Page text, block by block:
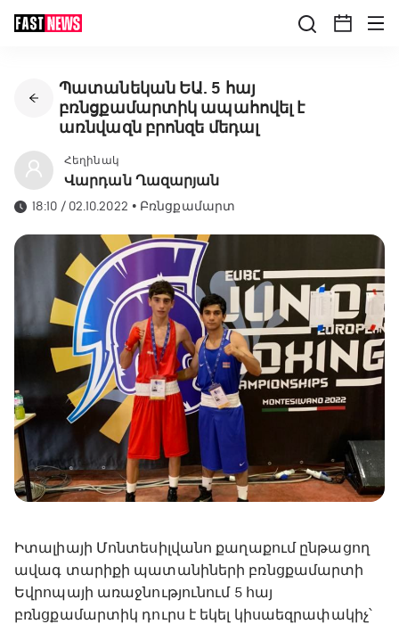
Պատանեկան ԵԱ. 5 հայ
բռնցքամարտիկ ապահովել է
առնվազն բրոնզե մեդալ
Հեղինակ
Վարդան Ղազարյան
18:10 / 02.10.2022 • Բռնցքամարտ
Իտալիայի Մոնտեսիլվանո քաղաքում ընթացող
ավագ տարիքի պատանիների բռնցքամարտի
Եվրոպայի առաջնությունում 5 հայ
բռնցքամարտիկ դուրս է եկել կիսաեզրափակիչ՝